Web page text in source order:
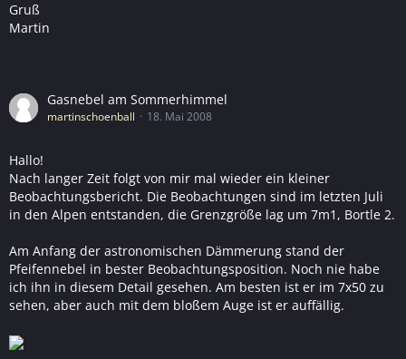
Gruß
Martin
Gasnebel am Sommerhimmel
martinschoenball 18. Mai 2008
Hallo!
Nach langer Zeit folgt von mir mal wieder ein kleiner
Beobachtungsbericht. Die Beobachtungen sind im letzten Juli
in den Alpen entstanden, die Grenzgröße lag um 7m1, Bortle 2.
Am Anfang der astronomischen Dämmerung stand der
Pfeifennebel in bester Beobachtungsposition. Noch nie habe
ich ihn in diesem Detail gesehen. Am besten ist er im 7x50 zu
sehen, aber auch mit dem bloßem Auge ist er auffällig.